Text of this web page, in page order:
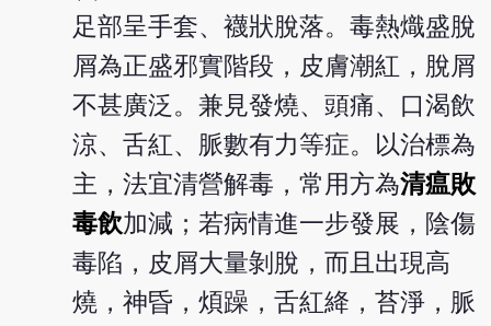
足部呈手套、襪狀脫落。毒熱熾盛脫
屑為正盛邪實階段，皮膚潮紅，脫屑
不甚廣泛。兼見發燒、頭痛、口渴飲
涼、舌紅、脈數有力等症。以治標為
主，法宜清營解毒，常用方為清瘟敗
毒飲加減；若病情進一步發展，陰傷
毒陷，皮屑大量剝脫，而且出現高
燒，神昏，煩躁，舌紅絳，苔淨，脈